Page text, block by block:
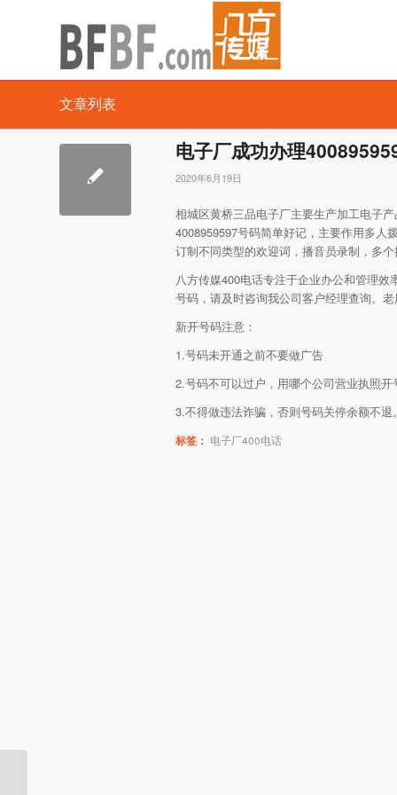
文章列表
电子厂成功办理
2020年6月19日
相城区黄桥三品电子厂主要生产加工电子
4008959597号码简单好记，主要作用多人
订制不同类型的欢迎词，播音员录制，多
八方传媒400电话专注于企业办公和管理
号码，请及时咨询我公司客户经理查询。
新开号码注意：
1.号码未开通之前不要做广告
2.号码不可以过户，用哪个公司营业执照
3.不得做违法诈骗，否则号码关停余额不退。
标签： 电子厂400电话